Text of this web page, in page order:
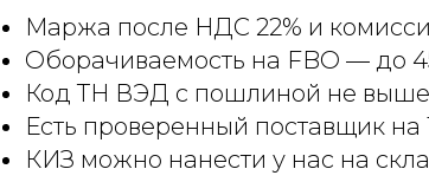
Маржа после НДС 22% и
Оборачиваемость на FBO — до
Код ТН ВЭД с пошлиной не выше
Есть проверенный поставщик на
КИЗ можно нанести у нас на